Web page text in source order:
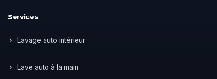
Services
Lavage auto intérieur
Lave auto à la main